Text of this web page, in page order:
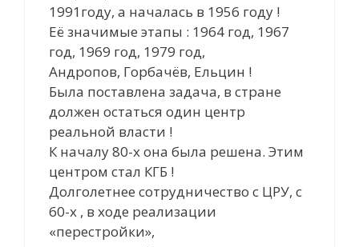
1991году, а началась в 1956 году !
Её значимые этапы : 1964 год, 1967
год, 1969 год, 1979 год,
Андропов, Горбачёв, Ельцин !
Была поставлена задача, в стране
должен остаться один центр
реальной власти !
К началу 80-х она была решена. Этим
центром стал КГБ !
Долголетнее сотрудничество с ЦРУ, с
60-х , в ходе реализации
«перестройки»,